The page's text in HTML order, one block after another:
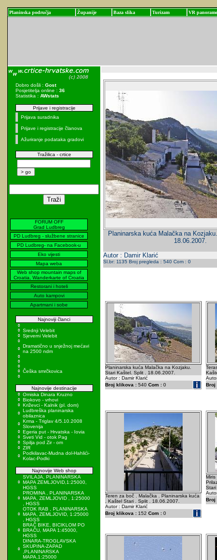
Planinska područja Županije Baza slika Turizam VR panorame
Dobro došli : Gost
Posjetitelja online : 36
Statistika : AWstats
Prijave i registracije
Prijava suradnika
Prijave i registracije članova
Ažuriranje podataka gradovi
Tražilica - crtice
FORUM OFF
Grad Ludbreg
PD Ludbreg - službene stranice
PD Ludbreg- na Facebook-u
Eko vijesti
Mapa weba
Web shop mountain maps of
Croatia, Wanderkarte of Croatia
Restorani i hoteli
Auto kampovi
Apartmani i sobe
Najnoviji članci
Srednji Velebit
Sjeverni Velebit
Dramatično u snježnoj mećavi
na 2500 ndm
Češka smrčkovica
Najnovije destinacije
Omiska Dinara Kruzno
Biokovo - vrhovi
Križevci - Kalnik (pl. dom)
Ludbreška planinarska
obilaznica
Krma - Triglav 4/5.10.2008
Slovenija
Egeria put - Hrvatska - Iovia
Sveti Vid - otok Pag
Spilja pod Zir - om
ZIR
Podkilavac-Mudna dol-Hahlići-
Kolac-Podki
Najnovije Web shop
SVILAJA, PLANINARSKA
MAPA ZEMLJOVID,1:25000,
HGSS
PROMINA , PLANINARSKA
MAPA, ZEMLJOVID , 1:25000
, HGSS
OTOK RAB , PLANINARSKA
MAPA, ZEMLJOVID, 1:25000
, HGSS
BRAČ BIKE, BICIKLOM PO
BRAČU, MAPA 1:45000,
HGSS
DINARA-TROGLAVSKA
SKUPINA-ZAPAD
,PLANINARSKA
MAPA,1:25000
Planinarska kuća Malačka na
18.06.2007.
Autor : Damir Klarić
Sl.br: 1135 Broj pregleda : 540 Com : 0
Planinarska kuća Malačka na Kozjaku.
Stari Kaštel. Split . 18.06.2007.
Autor : Damir Klarić
Broj klikova :540 Com :0
Broj
Teren za boč . Malačka . Planinarska kuća
. Kaštel Stari . Split . 18.06.2007.
Autor : Damir Klarić
Broj klikova :152 Com :0
Broj